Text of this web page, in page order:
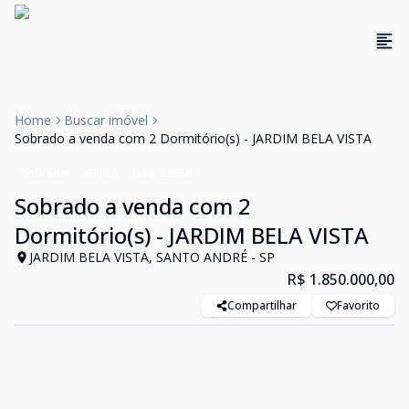
Home
Buscar imóvel
Sobrado a venda com 2 Dormitório(s) - JARDIM BELA VISTA
Sobrado a venda com 2
Dormitório(s) - JARDIM BELA VISTA
JARDIM BELA VISTA, SANTO ANDRÉ - SP
R$ 1.850.000,00
Compartilhar Favorito